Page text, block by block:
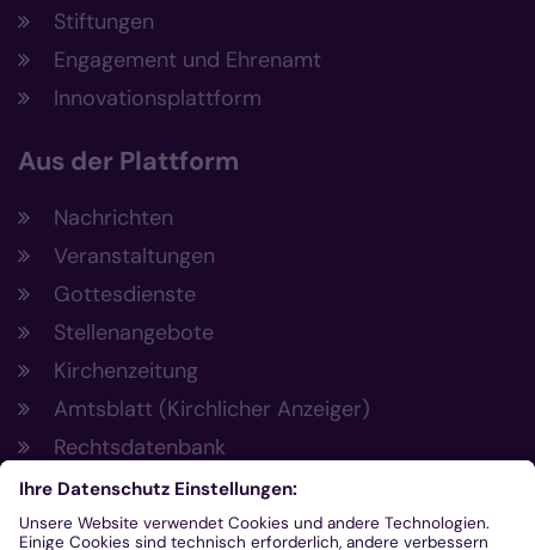
Stiftungen
Engagement und Ehrenamt
Innovationsplattform
Aus der Plattform
Nachrichten
Veranstaltungen
Gottesdienste
Stellenangebote
Kirchenzeitung
Amtsblatt (Kirchlicher Anzeiger)
Rechtsdatenbank
Meldestelle gemäß Hinweisgeberschutzgesetz